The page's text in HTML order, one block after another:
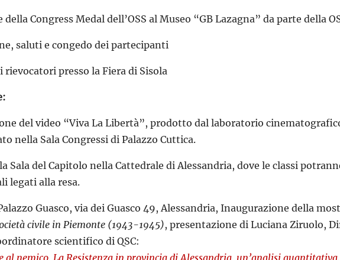
della Congress Medal dell’OSS al Museo “GB Lazagna” da parte della
saluti e congedo dei partecipanti
rievocatori presso la Fiera di Sisola
del video “Viva La Libertà”, prodotto dal laboratorio
nella Sala Congressi di Palazzo Cuttica.
Sala del Capitolo nella Cattedrale di Alessandria, dove le classi
legati alla resa.
Guasco, via dei Guasco 49, Alessandria, Inaugurazione della
civile in Piemonte (1943-1945), presentazione di Luciana Ziruolo,
scientifico di QSC: